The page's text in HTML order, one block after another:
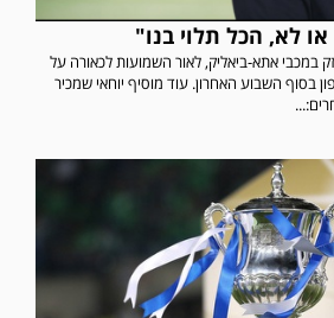
לא, הכל תלוי בנו"
במכבי אתא-ביאליק, לאור השמועות לכאורה על
בסוף השבוע האחרון. עוד מוסיף יוחאי שמכיר